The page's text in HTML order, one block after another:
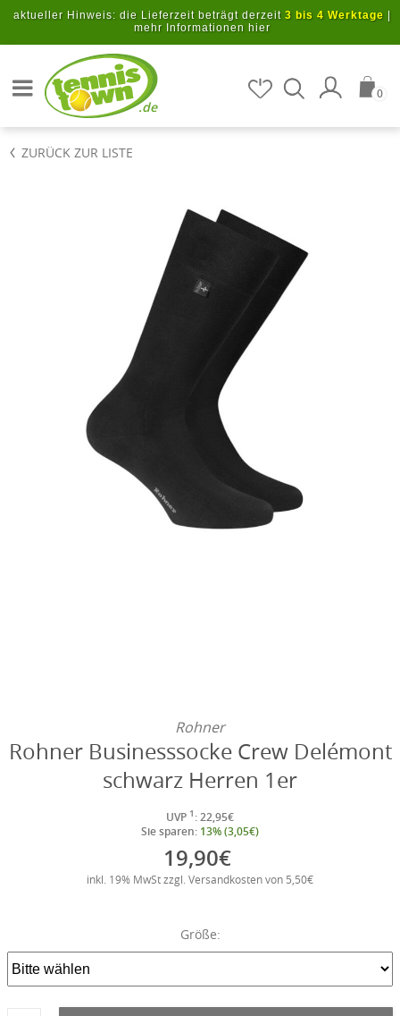
Zum Hauptinhalt springen
aktueller Hinweis: die Lieferzeit beträgt derzeit 3 bis 4 Werktage
mehr Informationen hier
.de
0
ZURÜCK ZUR LISTE
Rohner
Rohner Businesssocke Crew Delémont
schwarz Herren 1er
UVP 1 : 22,95€
Sie sparen: 13% (3,05€)
19,90€
inkl. 19% MwSt zzgl. Versandkosten von 5,50€
Größe: